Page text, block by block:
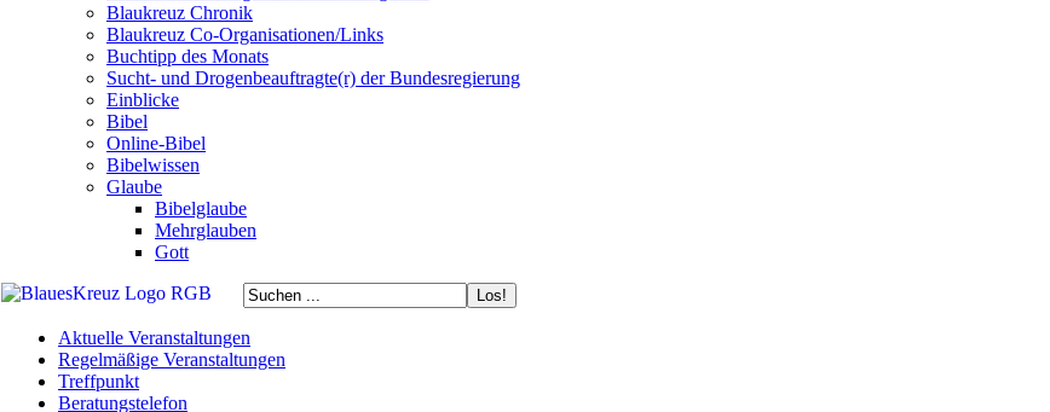
Blaukreuz Chronik
Blaukreuz Co-Organisationen/Links
Buchtipp des Monats
Sucht- und Drogenbeauftragte(r) der Bundesregierung
Einblicke
Bibel
Online-Bibel
Bibelwissen
Glaube
Bibelglaube
Mehrglauben
Gott
Aktuelle Veranstaltungen
Regelmäßige Veranstaltungen
Treffpunkt
Beratungstelefon